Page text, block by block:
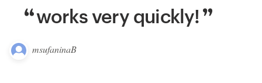
works very quickly!
msufaninaB